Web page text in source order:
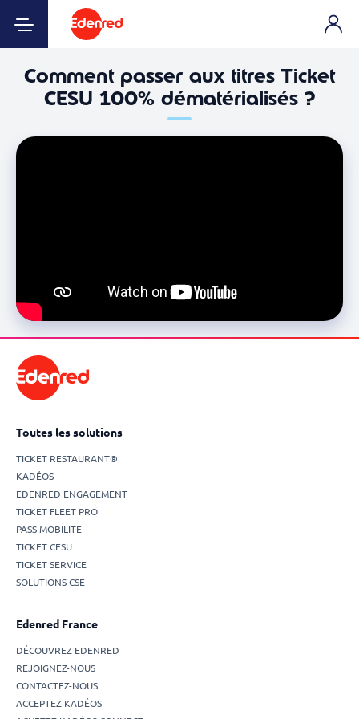
Comment passer aux titres Ticket
CESU 100% dématérialisés ?
Toutes les solutions
TICKET RESTAURANT®
KADÉOS
EDENRED ENGAGEMENT
TICKET FLEET PRO
PASS MOBILITE
TICKET CESU
TICKET SERVICE
SOLUTIONS CSE
Edenred France
DÉCOUVREZ EDENRED
REJOIGNEZ-NOUS
CONTACTEZ-NOUS
ACCEPTEZ KADÉOS